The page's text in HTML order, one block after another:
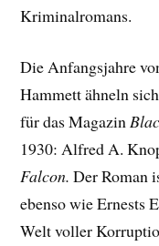
Kriminalromans.
Die Anfangsjahre
Hammett ähneln
für das Magazin
1930: Alfred A.
Falcon. Der Roman
ebenso wie Ernests
Welt voller